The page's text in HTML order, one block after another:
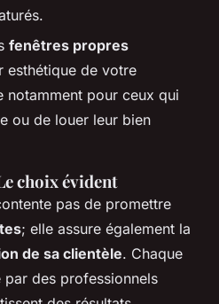
fenêtres propres
esthétique de votre
notamment pour ceux qui
ou de louer leur bien
choix évident
pas de promettre
; elle assure également la
de sa clientèle. Chaque
par des professionnels